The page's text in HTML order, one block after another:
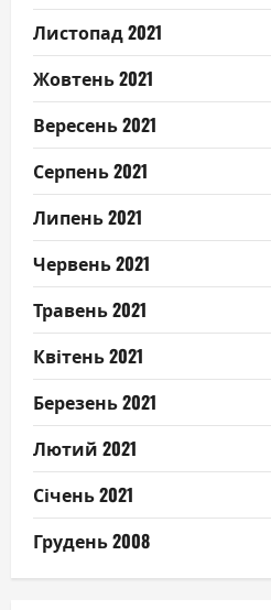
Листопад 2021
Жовтень 2021
Вересень 2021
Серпень 2021
Липень 2021
Червень 2021
Травень 2021
Квітень 2021
Березень 2021
Лютий 2021
Січень 2021
Грудень 2008